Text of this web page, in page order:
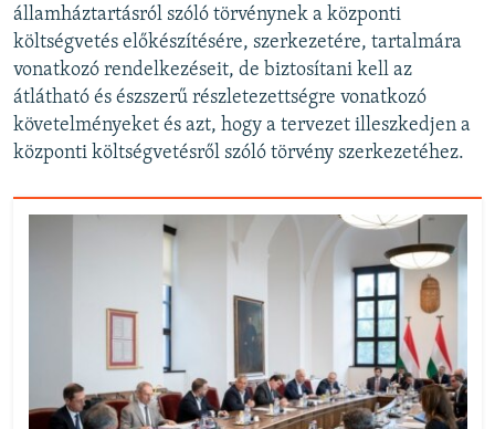
államháztartásról szóló törvénynek a központi
költségvetés előkészítésére, szerkezetére, tartalmára
vonatkozó rendelkezéseit, de biztosítani kell az
átlátható és észszerű részletezettségre vonatkozó
követelményeket és azt, hogy a tervezet illeszkedjen a
központi költségvetésről szóló törvény szerkezetéhez.